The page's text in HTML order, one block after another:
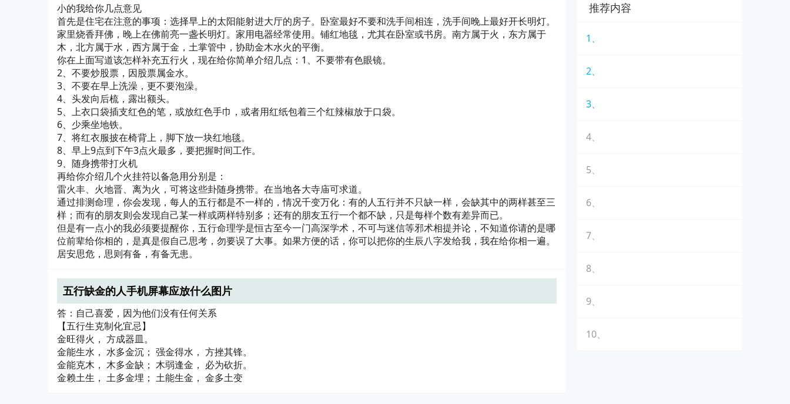
小的我给你几点意见
首先是住宅在注意的事项：选择早上的太阳能射进大厅的房子。卧室最好不要和洗手间相连，洗手间晚上最好开长明灯。
家里烧香拜佛，晚上在佛前亮一盏长明灯。家用电器经常使用。铺红地毯，尤其在卧室或书房。南方属于火，东方属于
木，北方属于水，西方属于金，土掌管中，协助金木水火的平衡。
你在上面写道该怎样补充五行火，现在给你简单介绍几点：1、不要带有色眼镜。
2、不要炒股票，因股票属金水。
3、不要在早上洗澡，更不要泡澡。
4、头发向后梳，露出额头。
5、上衣口袋插支红色的笔，或放红色手巾，或者用红纸包着三个红辣椒放于口袋。
6、少乘坐地铁。
7、将红衣服披在椅背上，脚下放一块红地毯。
8、早上9点到下午3点火最多，要把握时间工作。
9、随身携带打火机
再给你介绍几个火挂符以备急用分别是：
雷火丰、火地晋、离为火，可将这些卦随身携带。在当地各大寺庙可求道。
通过排测命理，你会发现，每人的五行都是不一样的，情况千变万化：有的人五行并不只缺一样，会缺其中的两样甚至三
样；而有的朋友则会发现自己某一样或两样特别多；还有的朋友五行一个都不缺，只是每样个数有差异而已。
但是有一点小的我必须要提醒你，五行命理学是恒古至今一门高深学术，不可与迷信等邪术相提并论，不知道你请的是哪
位前辈给你相的，是真是假自己思考，勿要误了大事。如果方便的话，你可以把你的生辰八字发给我，我在给你相一遍。
居安思危，思则有备，有备无患。
五行缺金的人手机屏幕应放什么图片
答：自己喜爱，因为他们没有任何关系
【五行生克制化宜忌】
金旺得火， 方成器皿。
金能生水， 水多金沉； 强金得水， 方挫其锋。
金能克木， 木多金缺； 木弱逢金， 必为砍折。
金赖土生， 土多金埋； 土能生金， 金多土变
推荐内容
1、
2、
3、
4、
5、
6、
7、
8、
9、
10、